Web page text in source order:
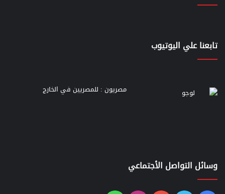
تابعنا علي اليوتيوب
مصريون : للمصريين في الخارج
وسائل التواصل الأجتماعي